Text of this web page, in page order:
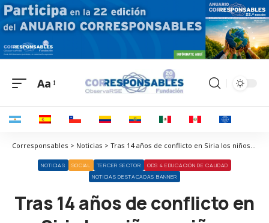
Aa
Corresponsables > Noticias > Tras 14 años de conflicto en Siria los niños y niñas arrastran profundas heridas emocionales y psicológicas
NOTICIAS SOCIAL TERCER SECTOR
ODS 4 EDUCACIÓN DE CALIDAD
NOTICIAS DESTACADAS BANNER
Tras 14 años de conflicto en